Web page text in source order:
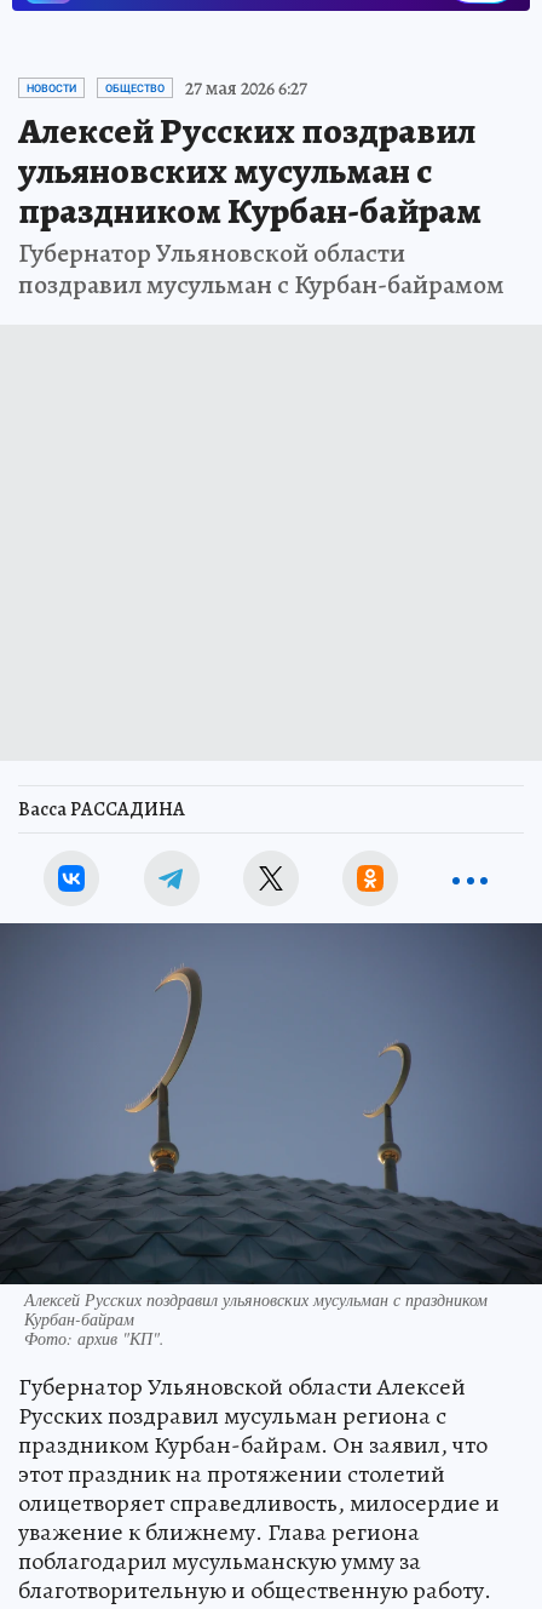
НОВОСТИ ОБЩЕСТВО 27 мая 2026 6:27
Алексей Русских поздравил
ульяновских мусульман с
праздником Курбан-байрам
Губернатор Ульяновской области
поздравил мусульман с Курбан-байрамом
Васса РАССАДИНА
Алексей Русских поздравил ульяновских мусульман с праздником
Курбан-байрам
Фото: архив "КП".
Губернатор Ульяновской области Алексей
Русских поздравил мусульман региона с
праздником Курбан-байрам. Он заявил, что
этот праздник на протяжении столетий
олицетворяет справедливость, милосердие и
уважение к ближнему. Глава региона
поблагодарил мусульманскую умму за
благотворительную и общественную работу.